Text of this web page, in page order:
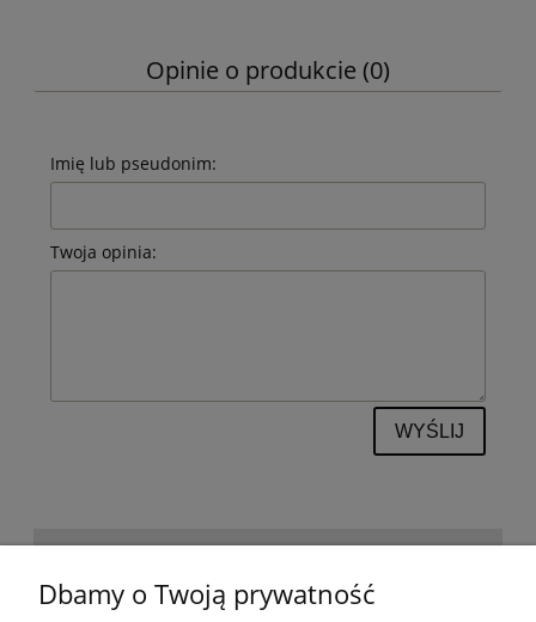
Opinie o produkcie (0)
Imię lub pseudonim:
Twoja opinia:
WYŚLIJ
Dbamy o Twoją prywatność